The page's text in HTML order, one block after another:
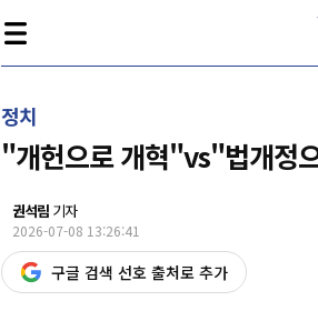
정치
"개헌으로 개혁"vs"법개정
권석림 기자
2026-07-08 13:26:41
구글 검색 선호 출처로 추가